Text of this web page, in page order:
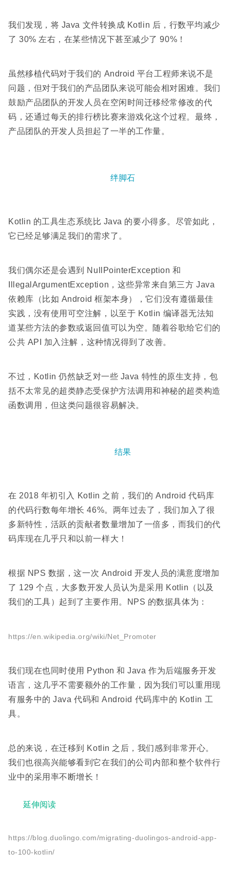
我们发现，将 Java 文件转换成 Kotlin 后，行数平均减少
了 30% 左右，在某些情况下甚至减少了 90%！
虽然移植代码对于我们的 Android 平台工程师来说不是
问题，但对于我们的产品团队来说可能会相对困难。我们
鼓励产品团队的开发人员在空闲时间迁移经常修改的代
码，还通过每天的排行榜比赛来游戏化这个过程。最终，
产品团队的开发人员担起了一半的工作量。
绊脚石
Kotlin 的工具生态系统比 Java 的要小得多。尽管如此，
它已经足够满足我们的需求了。
我们偶尔还是会遇到 NullPointerException 和
IllegalArgumentException，这些异常来自第三方 Java
依赖库（比如 Android 框架本身），它们没有遵循最佳
实践，没有使用可空注解，以至于 Kotlin 编译器无法知
道某些方法的参数或返回值可以为空。随着谷歌给它们的
公共 API 加入注解，这种情况得到了改善。
不过，Kotlin 仍然缺乏对一些 Java 特性的原生支持，包
括不太常见的超类静态受保护方法调用和神秘的超类构造
函数调用，但这类问题很容易解决。
结果
在 2018 年初引入 Kotlin 之前，我们的 Android 代码库
的代码行数每年增长 46%。两年过去了，我们加入了很
多新特性，活跃的贡献者数量增加了一倍多，而我们的代
码库现在几乎只和以前一样大！
根据 NPS 数据，这一次 Android 开发人员的满意度增加
了 129 个点，大多数开发人员认为是采用 Kotlin（以及
我们的工具）起到了主要作用。NPS 的数据具体为：
https://en.wikipedia.org/wiki/Net_Promoter
我们现在也同时使用 Python 和 Java 作为后端服务开发
语言，这几乎不需要额外的工作量，因为我们可以重用现
有服务中的 Java 代码和 Android 代码库中的 Kotlin 工
具。
总的来说，在迁移到 Kotlin 之后，我们感到非常开心。
我们也很高兴能够看到它在我们的公司内部和整个软件行
业中的采用率不断增长！
延伸阅读
https://blog.duolingo.com/migrating-duolingos-android-app-
to-100-kotlin/